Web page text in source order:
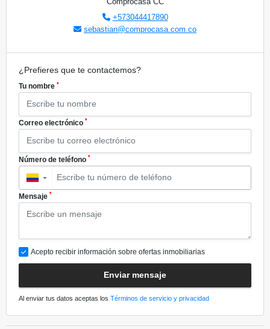
+573044417890
sebastian@comprocasa.com.co
¿Prefieres que te contactemos?
Tu nombre *
Correo electrónico *
Número de teléfono *
▼
Mensaje *
Acepto recibir información sobre ofertas inmobiliarias
Enviar mensaje
Al enviar tus datos aceptas los Términos de servicio y privacidad